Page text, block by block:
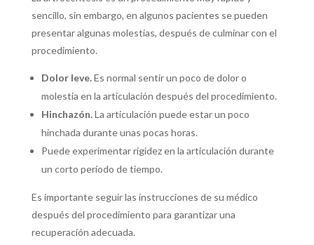
sencillo, sin embargo, en algunos pacientes se pueden
presentar algunas molestias, después de culminar con el
procedimiento.
Dolor leve.Es normal sentir un poco de dolor o
molestia en la articulación después del procedimiento.
Hinchazón.La articulación puede estar un poco
hinchada durante unas pocas horas.
Puede experimentar rigidez en la articulación durante
un corto período de tiempo.
Es importante seguir las instrucciones de su médico
después del procedimiento para garantizar una
recuperación adecuada.